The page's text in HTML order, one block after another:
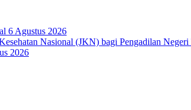
6 Agustus 2026
Nasional (JKN) bagi Pengadilan
2026